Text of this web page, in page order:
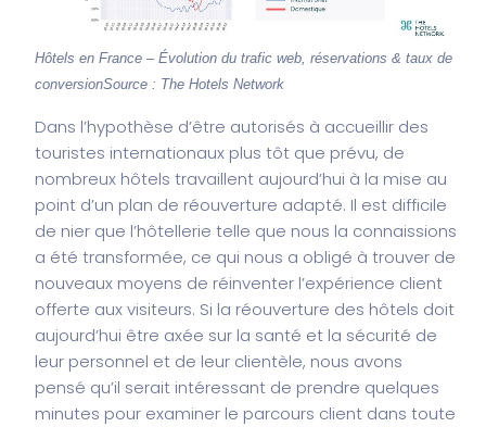
Hôtels en France – Évolution du trafic web, réservations & taux de
conversionSource : The Hotels Network
Dans l’hypothèse d’être autorisés à accueillir des
touristes internationaux plus tôt que prévu, de
nombreux hôtels travaillent aujourd’hui à la mise au
point d’un plan de réouverture adapté. Il est difficile
de nier que l’hôtellerie telle que nous la connaissions
a été transformée, ce qui nous a obligé à trouver de
nouveaux moyens de réinventer l’expérience client
offerte aux visiteurs. Si la réouverture des hôtels doit
aujourd’hui être axée sur la santé et la sécurité de
leur personnel et de leur clientèle, nous avons
pensé qu’il serait intéressant de prendre quelques
minutes pour examiner le parcours client dans toute